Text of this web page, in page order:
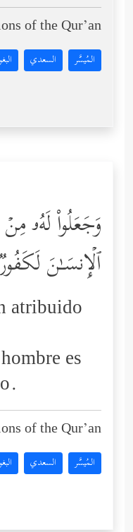
of the Qur’an:
المُيسَّر السعدي
وَجَعَلُواْ لَهُۥ
ٱلۡإِنسَـٰنَ
atribuido
es
of the Qur’an:
المُيسَّر السعدي